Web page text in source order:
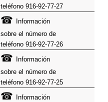
teléfono 916-92-77-27
☎
Información
sobre el número de
teléfono 916-92-77-26
☎
Información
sobre el número de
teléfono 916-92-77-25
☎
Información